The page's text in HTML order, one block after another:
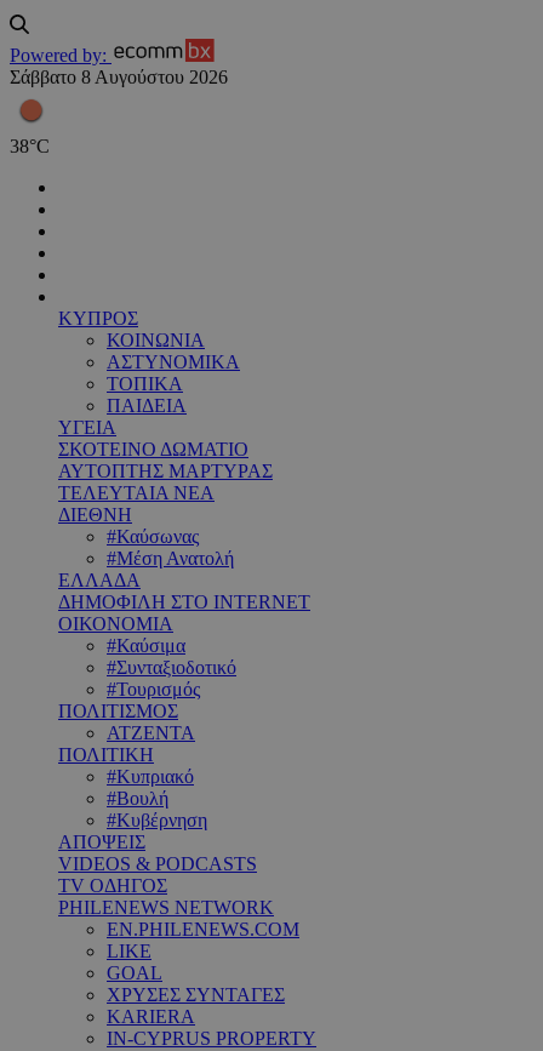
Powered by:
Σάββατο 8 Αυγούστου 2026
38°C
ΚΥΠΡΟΣ
ΚΟΙΝΩΝΙΑ
ΑΣΤΥΝΟΜΙΚΑ
ΤΟΠΙΚΑ
ΠΑΙΔΕΙΑ
ΥΓΕΙΑ
ΣΚΟΤΕΙΝΟ ΔΩΜΑΤΙΟ
ΑΥΤΟΠΤΗΣ ΜΑΡΤΥΡΑΣ
ΤΕΛΕΥΤΑΙΑ ΝΕΑ
ΔΙΕΘΝΗ
#Καύσωνας
#Μέση Ανατολή
ΕΛΛΑΔΑ
ΔΗΜΟΦΙΛΗ ΣΤΟ INTERNET
ΟΙΚΟΝΟΜΙΑ
#Καύσιμα
#Συνταξιοδοτικό
#Τουρισμός
ΠΟΛΙΤΙΣΜΟΣ
ΑΤΖΕΝΤΑ
ΠΟΛΙΤΙΚΗ
#Κυπριακό
#Βουλή
#Κυβέρνηση
ΑΠΟΨΕΙΣ
VIDEOS & PODCASTS
TV ΟΔΗΓΟΣ
PHILENEWS NETWORK
EN.PHILENEWS.COM
LIKE
GOAL
ΧΡΥΣΕΣ ΣΥΝΤΑΓΕΣ
KARIERA
IN-CYPRUS PROPERTY